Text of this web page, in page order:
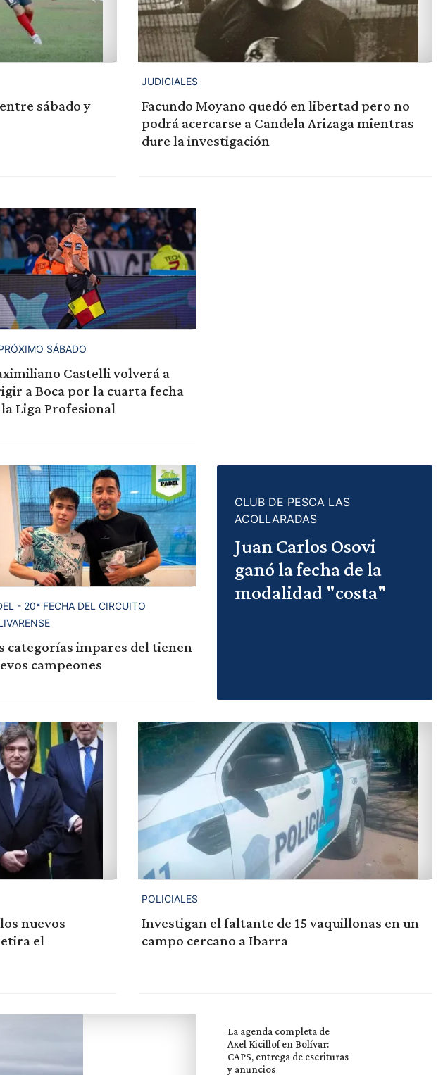
sábado y
JUDICIALES
Facundo Moyano quedó en libertad pero no
podrá acercarse a Candela Arizaga mientras
dure la investigación
SÁBADO
Castelli volverá a
a Boca por la cuarta fecha
la Liga Profesional
- 20ª FECHA DEL CIRCUITO
categorías impares del tienen
campeones
CLUB DE PESCA LAS
ACOLLARADAS
Juan Carlos Osovi
ganó la fecha de la
modalidad "costa"
nuevos
el
POLICIALES
Investigan el faltante de 15 vaquillonas en un
campo cercano a Ibarra
La agenda completa de
Axel Kicillof en Bolívar:
CAPS, entrega de escrituras
y anuncios